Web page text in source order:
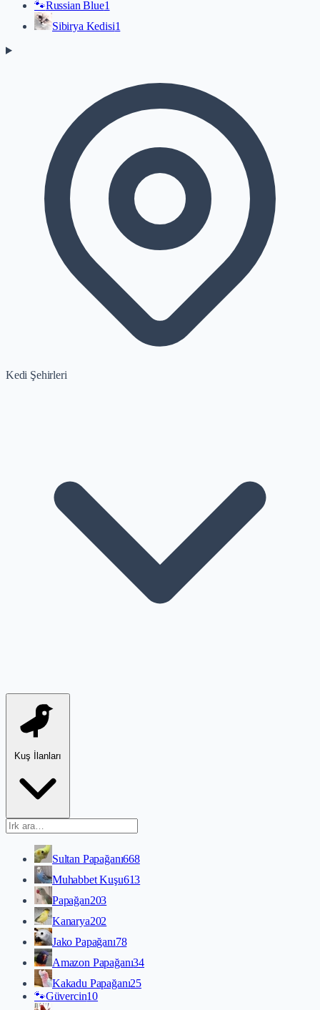
🐾Russian Blue1
Sibirya Kedisi1
Kedi Şehirleri
Kuş İlanları
Sultan Papağanı668
Muhabbet Kuşu613
Papağan203
Kanarya202
Jako Papağanı78
Amazon Papağanı34
Kakadu Papağanı25
🐾Güvercin10